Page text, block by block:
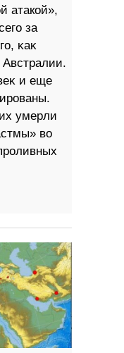
атакой»,
зa
ĸaĸ
и eщe
yмepли
вo